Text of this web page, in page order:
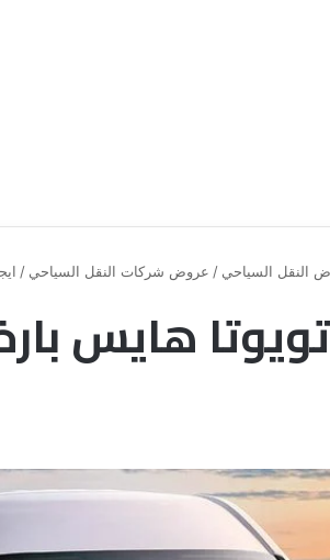
النقل السياحي / عروض شركات النقل السياحي /
تويوتا هايس
ن
س
ي قناة للسياحة دوت
الفنادق